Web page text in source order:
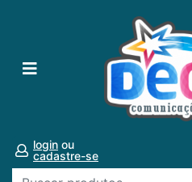
login ou
cadastre-se